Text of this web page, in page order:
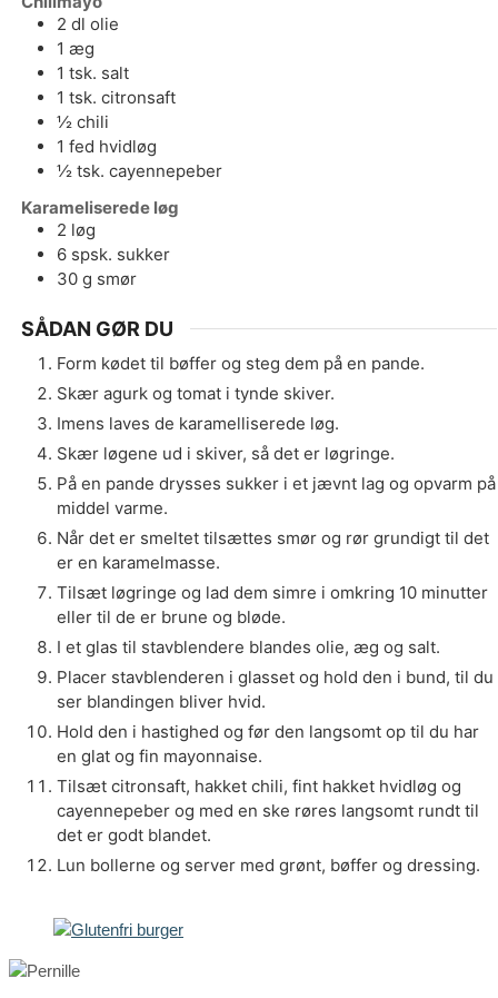
2 dl olie
1 æg
1 tsk. salt
1 tsk. citronsaft
½ chili
1 fed hvidløg
½ tsk. cayennepeber
Karameliserede løg
2 løg
6 spsk. sukker
30 g smør
SÅDAN GØR DU
Form kødet til bøffer og steg dem på en pande.
Skær agurk og tomat i tynde skiver.
Imens laves de karamelliserede løg.
Skær løgene ud i skiver, så det er løgringe.
På en pande drysses sukker i et jævnt lag og opvarm på
middel varme.
Når det er smeltet tilsættes smør og rør grundigt til det
er en karamelmasse.
Tilsæt løgringe og lad dem simre i omkring 10 minutter
eller til de er brune og bløde.
I et glas til stavblendere blandes olie, æg og salt.
Placer stavblenderen i glasset og hold den i bund, til du
ser blandingen bliver hvid.
Hold den i hastighed og før den langsomt op til du har
en glat og fin mayonnaise.
Tilsæt citronsaft, hakket chili, fint hakket hvidløg og
cayennepeber og med en ske røres langsomt rundt til
det er godt blandet.
Lun bollerne og server med grønt, bøffer og dressing.